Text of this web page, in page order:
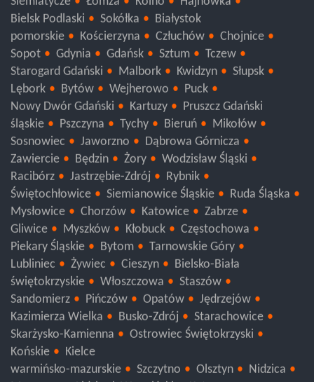
Siemiatycze
Łomża Kolno
Hajnówka
Bielsk Podlaski
Sokółka
Białystok
pomorskie
Kościerzyna Człuchów
Chojnice
Sopot
Gdynia Gdańsk Sztum
Tczew
Starogard Gdański
Malbork Kwidzyn
Słupsk
Lębork
Bytów Wejherowo
Puck
Nowy Dwór Gdański
Kartuzy
Pruszcz Gdański
śląskie
Pszczyna Tychy Bieruń
Mikołów
Sosnowiec
Jaworzno
Dąbrowa Górnicza
Zawiercie
Będzin Żory
Wodzisław Śląski
Racibórz
Jastrzębie-Zdrój
Rybnik
Świętochłowice
Siemianowice Śląskie
Ruda Śląska
Mysłowice
Chorzów Katowice
Zabrze
Gliwice
Myszków Kłobuck
Częstochowa
Piekary Śląskie
Bytom
Tarnowskie Góry
Lubliniec
Żywiec Cieszyn
Bielsko-Biała
świętokrzyskie
Włoszczowa
Staszów
Sandomierz
Pińczów Opatów
Jędrzejów
Kazimierza Wielka
Busko-Zdrój
Starachowice
Skarżysko-Kamienna
Ostrowiec Świętokrzyski
Końskie
Kielce
warmińsko-mazurskie
Szczytno Olsztyn
Nidzica